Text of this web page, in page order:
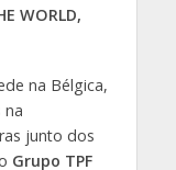
WORLD,
na Bélgica,
na
junto dos
Grupo TPF